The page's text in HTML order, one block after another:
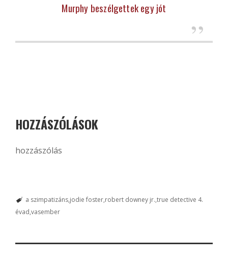
Murphy beszélgettek egy jót
HOZZÁSZÓLÁSOK
hozzászólás
a szimpatizáns jodie foster robert downey jr. true detective 4.
évad vasember